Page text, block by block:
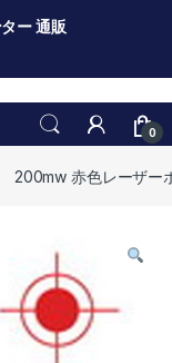
ー 通販
0
200mw 赤色レーザー